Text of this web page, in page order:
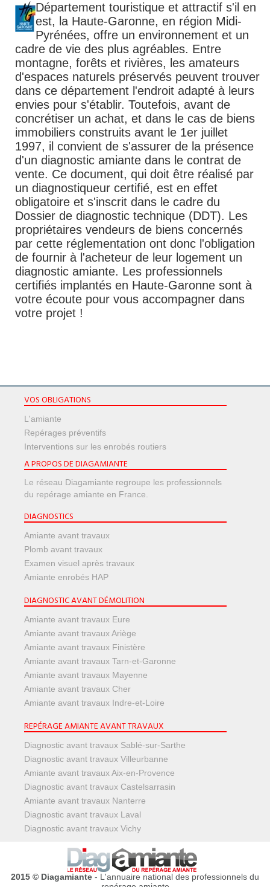
Département touristique et attractif s'il en
est, la Haute-Garonne, en région Midi-
Pyrénées, offre un environnement et un
cadre de vie des plus agréables. Entre
montagne, forêts et rivières, les amateurs
d'espaces naturels préservés peuvent trouver
dans ce département l'endroit adapté à leurs
envies pour s'établir. Toutefois, avant de
concrétiser un achat, et dans le cas de biens
immobiliers construits avant le 1er juillet
1997, il convient de s'assurer de la présence
d'un diagnostic amiante dans le contrat de
vente. Ce document, qui doit être réalisé par
un diagnostiqueur certifié, est en effet
obligatoire et s'inscrit dans le cadre du
Dossier de diagnostic technique (DDT). Les
propriétaires vendeurs de biens concernés
par cette réglementation ont donc l'obligation
de fournir à l'acheteur de leur logement un
diagnostic amiante. Les professionnels
certifiés implantés en Haute-Garonne sont à
votre écoute pour vous accompagner dans
votre projet !
VOS OBLIGATIONS
L'amiante
Repérages préventifs
Interventions sur les enrobés routiers
A PROPOS DE DIAGAMIANTE
Le réseau Diagamiante regroupe les professionnels
du repérage amiante en France.
DIAGNOSTICS
Amiante avant travaux
Plomb avant travaux
Examen visuel après travaux
Amiante enrobés HAP
DIAGNOSTIC AVANT DÉMOLITION
Amiante avant travaux Eure
Amiante avant travaux Ariège
Amiante avant travaux Finistère
Amiante avant travaux Tarn-et-Garonne
Amiante avant travaux Mayenne
Amiante avant travaux Cher
Amiante avant travaux Indre-et-Loire
REPÉRAGE AMIANTE AVANT TRAVAUX
Diagnostic avant travaux Sablé-sur-Sarthe
Diagnostic avant travaux Villeurbanne
Amiante avant travaux Aix-en-Provence
Diagnostic avant travaux Castelsarrasin
Amiante avant travaux Nanterre
Diagnostic avant travaux Laval
Diagnostic avant travaux Vichy
2015 © Diagamiante - L'annuaire national des professionnels du